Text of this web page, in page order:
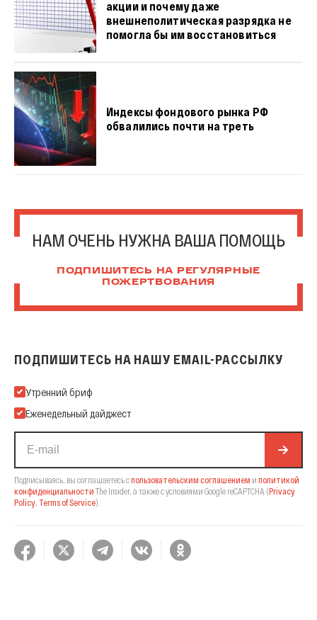
акции и почему даже
внешнеполитическая разрядка не
помогла бы им восстановиться
Индексы фондового рынка РФ
обвалились почти на треть
НАМ ОЧЕНЬ НУЖНА ВАША ПОМОЩЬ
ПОДПИШИТЕСЬ НА РЕГУЛЯРНЫЕ
ПОЖЕРТВОВАНИЯ
ПОДПИШИТЕСЬ НА НАШУ EMAIL-РАССЫЛКУ
Подпишитесь на нашу Email-рассылку
Утренний бриф
Еженедельный дайджест
Подписываясь, вы соглашаетесь спользовательским соглашением и политикой
конфиденциальности The Insider, а также с условиями Google reCAPTCHA (Privacy
Policy, Terms of Service).